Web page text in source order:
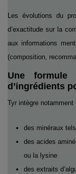
Les évolutions du
d’exactitude sur la
aux informations
(composition,
Une formule
d’ingrédients
Tyr intègre notamment
des minéraux
des acides
ou la lysine
des extraits